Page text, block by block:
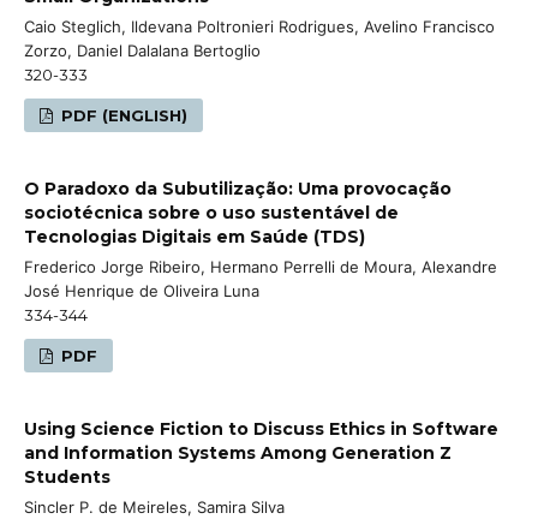
Caio Steglich, Ildevana Poltronieri Rodrigues, Avelino Francisco
Zorzo, Daniel Dalalana Bertoglio
320-333
PDF (ENGLISH)
O Paradoxo da Subutilização: Uma provocação
sociotécnica sobre o uso sustentável de
Tecnologias Digitais em Saúde (TDS)
Frederico Jorge Ribeiro, Hermano Perrelli de Moura, Alexandre
José Henrique de Oliveira Luna
334-344
PDF
Using Science Fiction to Discuss Ethics in Software
and Information Systems Among Generation Z
Students
Sincler P. de Meireles, Samira Silva